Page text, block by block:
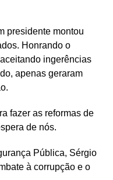
presidente montou
Honrando o
ingerências
apenas geraram
fazer as reformas de
de nós.
Pública, Sérgio
à corrupção e o